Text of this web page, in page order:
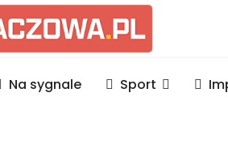
powiat
Na sygnale Sport